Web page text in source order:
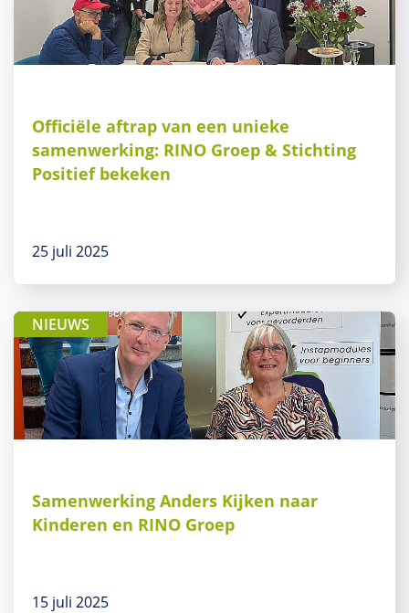
Officiële aftrap van een unieke
samenwerking: RINO Groep & Stichting
Positief bekeken
25 juli 2025
NIEUWS
Samenwerking Anders Kijken naar
Kinderen en RINO Groep
15 juli 2025